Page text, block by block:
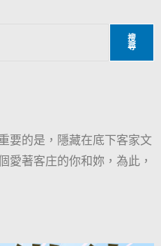
搜
尋
要的是，隱藏在底下客家文
愛著客庄的你和妳，為此，